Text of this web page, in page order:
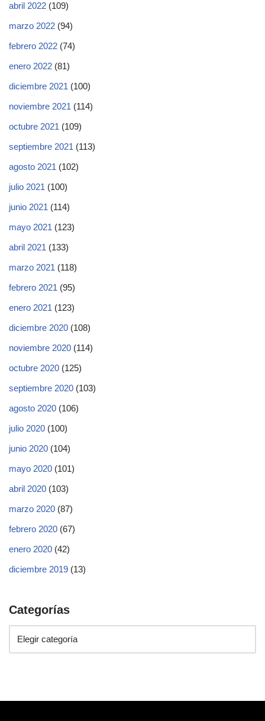
abril 2022 (109)
marzo 2022 (94)
febrero 2022 (74)
enero 2022 (81)
diciembre 2021 (100)
noviembre 2021 (114)
octubre 2021 (109)
septiembre 2021 (113)
agosto 2021 (102)
julio 2021 (100)
junio 2021 (114)
mayo 2021 (123)
abril 2021 (133)
marzo 2021 (118)
febrero 2021 (95)
enero 2021 (123)
diciembre 2020 (108)
noviembre 2020 (114)
octubre 2020 (125)
septiembre 2020 (103)
agosto 2020 (106)
julio 2020 (100)
junio 2020 (104)
mayo 2020 (101)
abril 2020 (103)
marzo 2020 (87)
febrero 2020 (67)
enero 2020 (42)
diciembre 2019 (13)
Categorías